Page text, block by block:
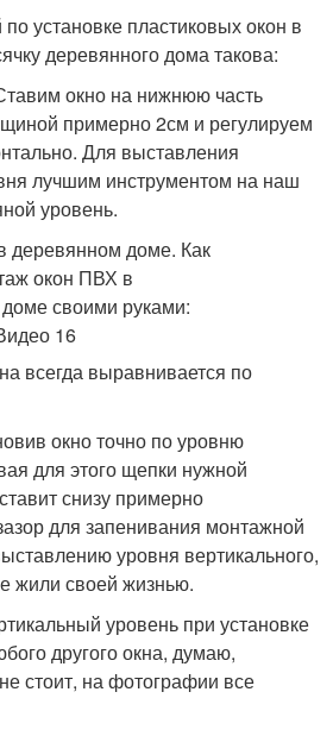
установке пластиковых окон в
деревянного дома такова:
окно на нижнюю часть
примерно 2см и регулируем
Для выставления
лучшим инструментом на наш
уровень.
всегда выравнивается по
окно точно по уровню
для этого щепки нужной
снизу примерно
для запенивания монтажной
уровня вертикального,
жили своей жизнью.
уровень при установке
другого окна, думаю,
стоит, на фотографии все